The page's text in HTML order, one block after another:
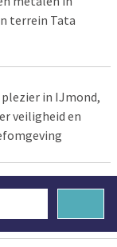
terrein Tata
in IJmond,
veiligheid en